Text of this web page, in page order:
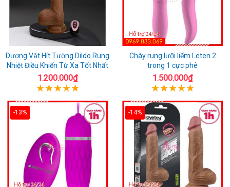
Dương Vật Hít Tường Dildo Rung
Nhiệt Điều Khiển Từ Xa Tốt Nhất
1.200.000₫
Chày rung lưỡi liếm Leten 2
trong 1 cực phê
1.500.000₫
-13% -14%